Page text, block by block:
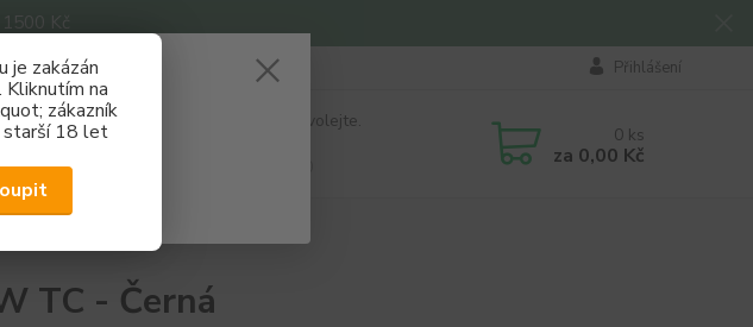
Kč
je zakázán
na
zákazník
starší 18 let
Přihlášení
Nevíte si rady? Zavolejte.
0 ks
za 0,00 Kč
TC - Černá
3%
právě teď!